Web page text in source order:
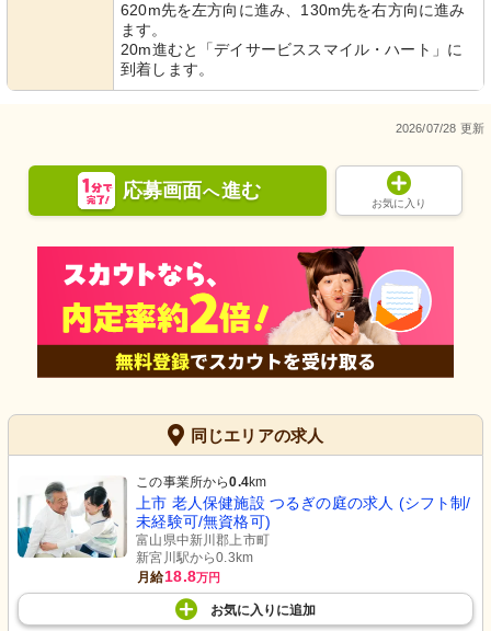
620m先を左方向に進み、130m先を右方向に進み
ます。
20m進むと「デイサービススマイル・ハート」に
到着します。
2026/07/28 更新
応募画面へ進む
お気に入り
同じエリアの求人
この事業所から0.4km
上市 老人保健施設 つるぎの庭の求人 (シフト制/
未経験可/無資格可)
富山県中新川郡上市町
新宮川駅から0.3km
月給18.8万円
お気に入り に追加